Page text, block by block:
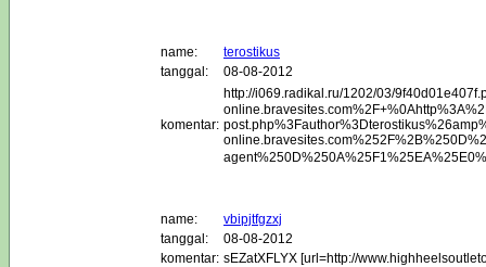
name:
terostikus
tanggal:
08-08-2012
komentar:
http://i069.radikal.ru/1202/03/9f40d01e407f.png ������� ��������� ����� ����� ������� ���� ����� �� ������� ������� ���������� �����-���
name:
vbipjtfgzxj
tanggal:
08-08-2012
komentar: sEZatXFLYX [url=http://